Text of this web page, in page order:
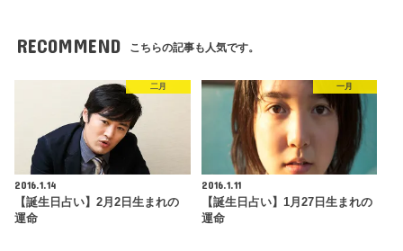
RECOMMEND こちらの記事も人気です。
二月
2016.1.14
【誕生日占い】2月2日生まれの
運命
一月
2016.1.11
【誕生日占い】1月27日生まれの
運命